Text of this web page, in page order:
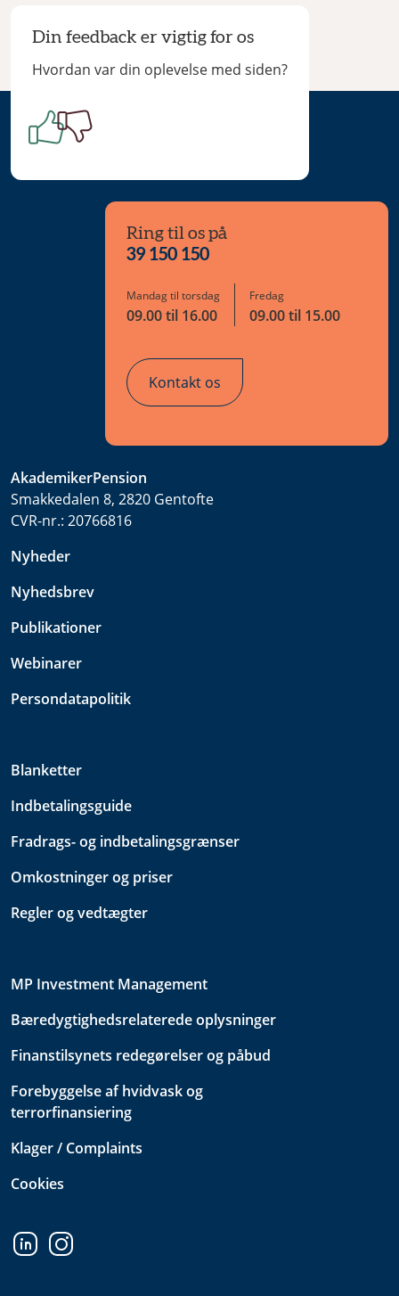
Din feedback er vigtig for os
Hvordan var din oplevelse med siden?
Ring til os på
39 150 150
Mandag til torsdag
09.00 til 16.00
Fredag
09.00 til 15.00
Kontakt os
AkademikerPension
Smakkedalen 8, 2820 Gentofte
CVR-nr.: 20766816
Nyheder
Nyhedsbrev
Publikationer
Webinarer
Persondatapolitik
Blanketter
Indbetalingsguide
Fradrags- og indbetalingsgrænser
Omkostninger og priser
Regler og vedtægter
MP Investment Management
Bæredygtighedsrelaterede oplysninger
Finanstilsynets redegørelser og påbud
Forebyggelse af hvidvask og
terrorfinansiering
Klager / Complaints
Cookies